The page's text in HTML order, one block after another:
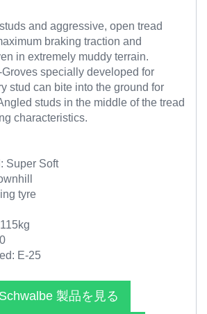
and aggressive, open tread
braking traction and
in extremely muddy terrain.
specially developed for
stud can bite into the ground for
studs in the middle of the tread
characteristics.
Super Soft
tyre
E-25
製品を見る